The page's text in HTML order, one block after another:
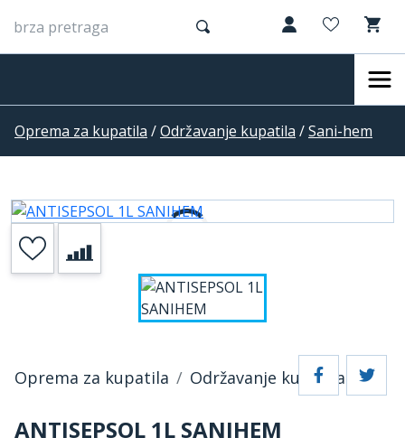
Oprema za kupatila /Održavanje kupatila /Sani-hem
Oprema za kupatila Održavanje kupatila
ANTISEPSOL 1L SANIHEM